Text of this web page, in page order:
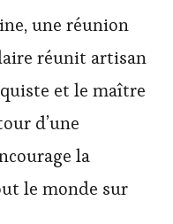
une réunion
réunit artisan
et le maître
d’une
la
le monde sur